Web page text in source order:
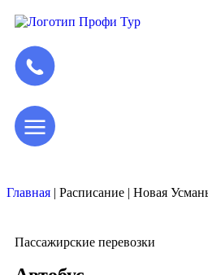
Главная | Расписание | Новая
Пассажирские перевозки